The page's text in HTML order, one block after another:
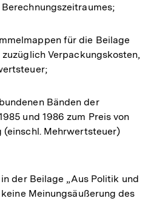
für die Beilage
Verpackungskosten,
Bänden der
und 1986 zum Preis von
Mehrwertsteuer)
der Beilage „Aus Politik und
Meinungsäußerung des